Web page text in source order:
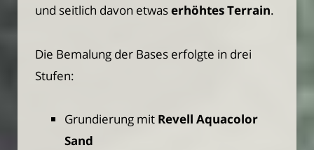
und seitlich davon etwaserhöhtes Terrain.
Die Bemalung der Bases erfolgte in drei
Stufen:
Grundierung mit Revell Aquacolor
Sand